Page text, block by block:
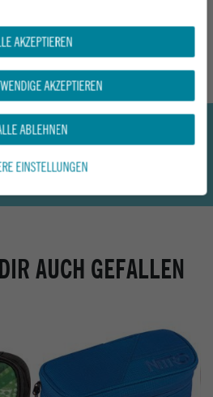
»
AUCH GEFALLEN
AKZEPTIEREN
AKZEPTIEREN
ABLEHNEN
EINSTELLUNGEN